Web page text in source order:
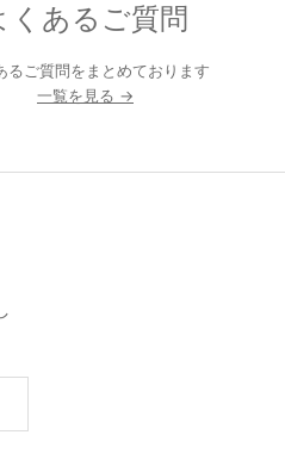
くあるご質問
るご質問をまとめております
一覧を見る →